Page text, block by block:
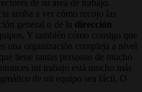
de su área de trabajo.
arriba a ver cómo recojo las
general o de la dirección
Y también cómo consigo que
una organización compleja a nivel
tiene tantas personas de mucho
mi trabajo está mucho más
de mi equipo sea fácil. O